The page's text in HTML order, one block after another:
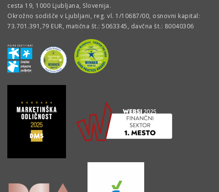
cesta 19, 1000 Ljubljana, Slovenija.
Okrožno sodišče v Ljubljani, reg. vl. 1/10687/00, osnovni kapital:
73.701.391,79 EUR, matična št.: 5063345, davčna št.: 80040306